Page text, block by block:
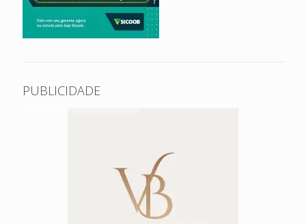
PUBLICIDADE